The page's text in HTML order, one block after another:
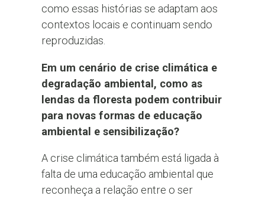
como essas histórias se adaptam aos
contextos locais e continuam sendo
reproduzidas.
Em um cenário de crise climática e
degradação ambiental, como as
lendas da floresta podem contribuir
para novas formas de educação
ambiental e sensibilização?
A crise climática também está ligada à
falta de uma educação ambiental que
reconheça a relação entre o ser